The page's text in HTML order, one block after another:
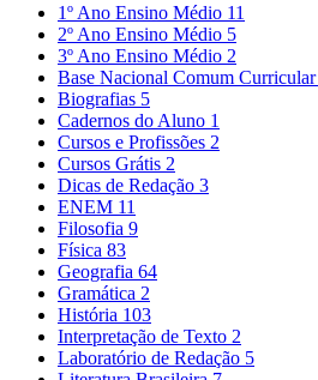
1º Ano Ensino Médio 11
2º Ano Ensino Médio 5
3º Ano Ensino Médio 2
Base Nacional Comum Curricular
Biografias 5
Cadernos do Aluno 1
Cursos e Profissões 2
Cursos Grátis 2
Dicas de Redação 3
ENEM 11
Filosofia 9
Física 83
Geografia 64
Gramática 2
História 103
Interpretação de Texto 2
Laboratório de Redação 5